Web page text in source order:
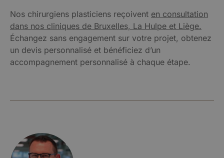
Nos chirurgiens plasticiens reçoivent en consultation
dans nos cliniques de Bruxelles, La Hulpe et Liège.
Échangez sans engagement sur votre projet, obtenez
un devis personnalisé et bénéficiez d’un
accompagnement personnalisé à chaque étape.